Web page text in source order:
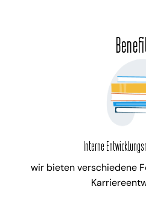
Interne
wir bieten verschiedene